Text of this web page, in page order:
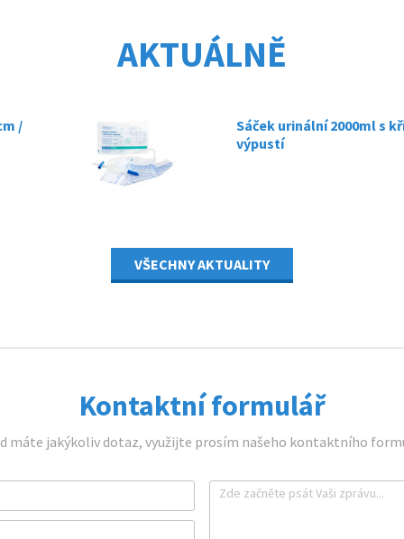
AKTUÁLNĚ
/
Sáček urinální 2000ml s
výpustí
VŠECHNY AKTUALITY
Kontaktní formulář
máte jakýkoliv dotaz, využijte prosím našeho kontaktního